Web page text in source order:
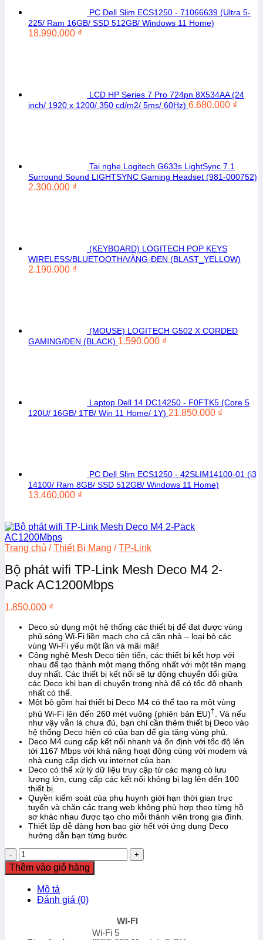
PC Dell Slim ECS1250 - 71066639 (Ultra 5-
225/ Ram 16GB/ SSD 512GB/ Windows 11 Home)
18.990.000 ₫
LCD HP Series 7 Pro 724pn 8X534AA (24
inch/ 1920 x 1200/ 350 cd/m2/ 5ms/ 60Hz) 6.680.000 ₫
Tai nghe Logitech G633s LightSync 7.1
Surround Sound LIGHTSYNC Gaming Headset (981-000752)
2.300.000 ₫
(KEYBOARD) LOGITECH POP KEYS
WIRELESS/BLUETOOTH/VÀNG-ĐEN (BLAST_YELLOW)
2.190.000 ₫
(MOUSE) LOGITECH G502 X CORDED
GAMING/ĐEN (BLACK) 1.590.000 ₫
Laptop Dell 14 DC14250 - F0FTK5 (Core 5
120U/ 16GB/ 1TB/ Win 11 Home/ 1Y) 21.850.000 ₫
PC Dell Slim ECS1250 - 42SLIM14100-01 (i3
14100/ Ram 8GB/ SSD 512GB/ Windows 11 Home)
13.460.000 ₫
Trang chủ / Thiết Bị Mạng / TP-Link
Bộ phát wifi TP-Link Mesh Deco M4 2-
Pack AC1200Mbps
1.850.000 ₫
Deco sử dụng một hệ thống các thiết bị để đạt được vùng
phủ sóng Wi-Fi liền mạch cho cả căn nhà – loại bỏ các
vùng Wi-Fi yếu một lần và mãi mãi!
Công nghệ Mesh Deco tiên tiến, các thiết bị kết hợp với
nhau để tạo thành một mạng thống nhất với một tên mạng
duy nhất. Các thiết bị kết nối sẽ tự động chuyển đổi giữa
các Deco khi bạn di chuyển trong nhà để có tốc độ nhanh
nhất có thể.
Một bộ gồm hai thiết bị Deco M4 có thể tạo ra một vùng
phủ Wi-Fi lên đến 260 mét vuông (phiên bản EU)†
. Và nếu
như vậy vẫn là chưa đủ, bạn chỉ cần thêm thiết bị Deco vào
hệ thống Deco hiện có của bạn để gia tăng vùng phủ.
Deco M4 cung cấp kết nối nhanh và ổn định với tốc độ lên
tới 1167 Mbps với khả năng hoạt động cùng với modem và
nhà cung cấp dịch vụ internet của bạn.
Deco có thể xử lý dữ liệu truy cập từ các mạng có lưu
lượng lớn, cung cấp các kết nối không bị lag lên đến 100
thiết bị.
Quyền kiểm soát của phụ huynh giới hạn thời gian trực
tuyến và chặn các trang web không phù hợp theo từng hồ
sơ khác nhau được tạo cho mỗi thành viên trong gia đình.
Thiết lập dễ dàng hơn bao giờ hết với ứng dụng Deco
hướng dẫn bạn từng bước.
Bộ
phát
wifi
Mesh
Thêm vào giỏ hàng
Mô tả
Đánh giá (0)
WI-FI
Wi-Fi 5